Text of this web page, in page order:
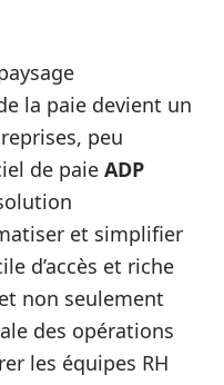
la paie devient un
peu
de paie ADP
et simplifier
d’accès et riche
non seulement
des opérations
les équipes RH